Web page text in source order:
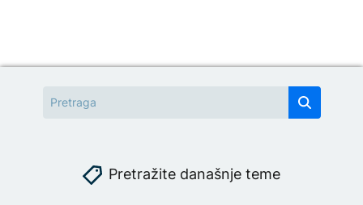
Pretražite današnje teme